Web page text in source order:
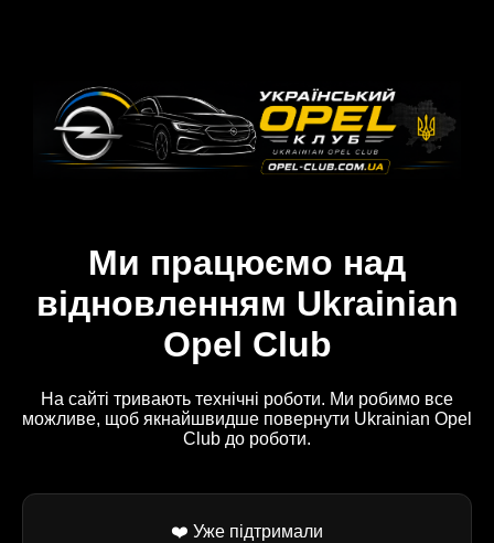
Ми працюємо над
відновленням Ukrainian
Opel Club
На сайті тривають технічні роботи. Ми робимо все
можливе, щоб якнайшвидше повернути Ukrainian Opel
Club до роботи.
❤️ Уже підтримали